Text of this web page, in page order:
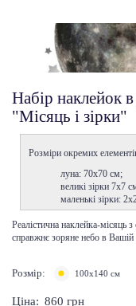
Набір наклейок
"Місяць і зірки"
Розміри окремих
луна: 70х70 см;
великі зірки 7х7
маленькі зірки:
Реалістична наклейка-
справжнє зоряне небо в Вашій
Розмір: 100х140 см
Ціна: 860 грн